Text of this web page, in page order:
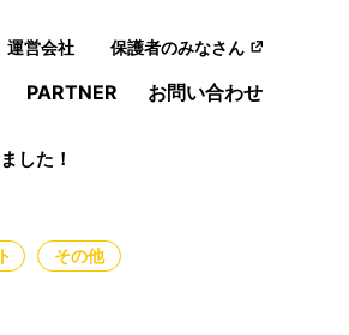
運営会社 保護者のみなさん
PARTNER お問い合わせ
した！
その他